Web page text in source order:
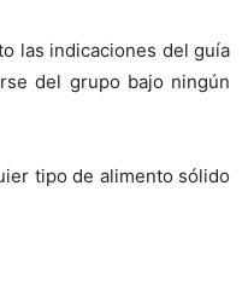
las indicaciones del guía
del grupo bajo ningún
tipo de alimento sólido